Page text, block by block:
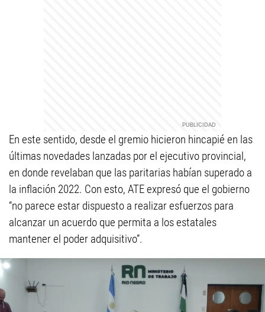
En este sentido, desde el gremio hicieron hincapié en las
últimas novedades lanzadas por el ejecutivo provincial,
en donde revelaban que las paritarias habían superado a
la inflación 2022. Con esto, ATE expresó que el gobierno
“no parece estar dispuesto a realizar esfuerzos para
alcanzar un acuerdo que permita a los estatales
mantener el poder adquisitivo”.